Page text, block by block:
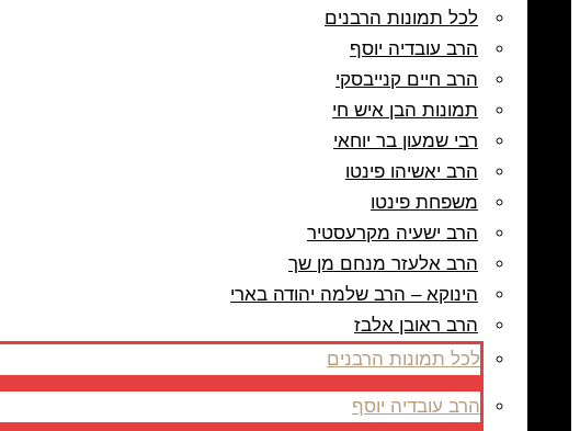
לכל תמונות הרבנים
הרב עובדיה יוסף
הרב חיים קנייבסקי
תמונות הבן איש חי
רבי שמעון בר יוחאי
הרב יאשיהו פינטו
משפחת פינטו
הרב ישעיה מקרעסטיר
הרב אלעזר מנחם מן שך
הינוקא – הרב שלמה יהודה בארי
הרב ראובן אלבז
לכל תמונות הרבנים
הרב עובדיה יוסף